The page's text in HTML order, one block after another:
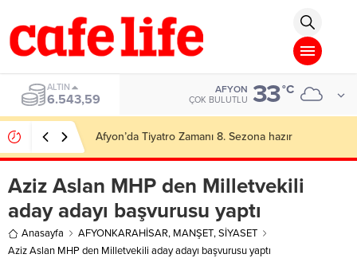
ALTIN
6.543,59
AFYON
ÇOK BULUTLU 33°C
Afyon’da Tiyatro Zamanı 8. Sezona hazır
Aziz Aslan MHP den Milletvekili
aday adayı başvurusu yaptı
Anasayfa AFYONKARAHİSAR, MANŞET,SİYASET
Aziz Aslan MHP den Milletvekili aday adayı başvurusu yaptı